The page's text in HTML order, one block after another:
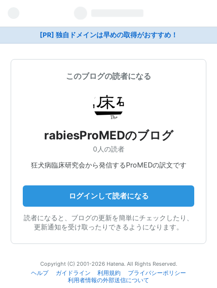
[PR] 独自ドメインは早めの取得がおすすめ！
このブログの読者になる
rabiesProMEDのブログ
0人の読者
狂犬病臨床研究会から発信するProMEDの訳文です
ログインして読者になる
読者になると、ブログの更新を簡単にチェックしたり、
更新通知を受け取ったりできるようになります。
Copyright (C) 2001-2026 Hatena. All Rights Reserved.
ヘルプ
ガイドライン 利用規約
プライバシーポリシー
利用者情報の外部送信について